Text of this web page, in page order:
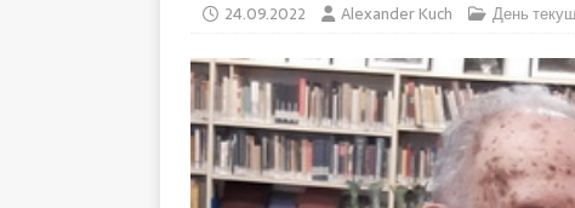
24.09.2022 Alexander Kuch День